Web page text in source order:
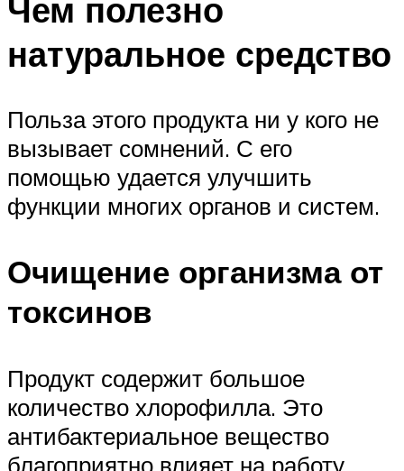
Чем полезно
натуральное средство
Польза этого продукта ни у кого не
вызывает сомнений. С его
помощью удается улучшить
функции многих органов и систем.
Очищение организма от
токсинов
Продукт содержит большое
количество хлорофилла. Это
антибактериальное вещество
благоприятно влияет на работу